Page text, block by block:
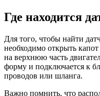
Где находится
Для того, чтобы найти
необходимо открыть
на верхнюю часть
форму и подключается к
проводов или шланга.
Важно помнить, что